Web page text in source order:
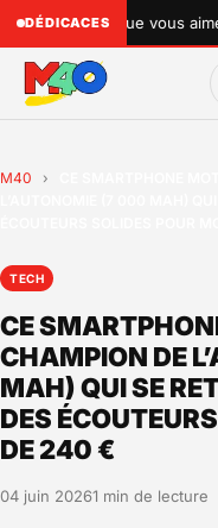
DÉDICACES
quelqu'un que vous aimez
M40 ›
TECH
CE
CHAMPION DE
MAH) QUI SE
DES
DE 240 €
04 juin 20261 min de lecture